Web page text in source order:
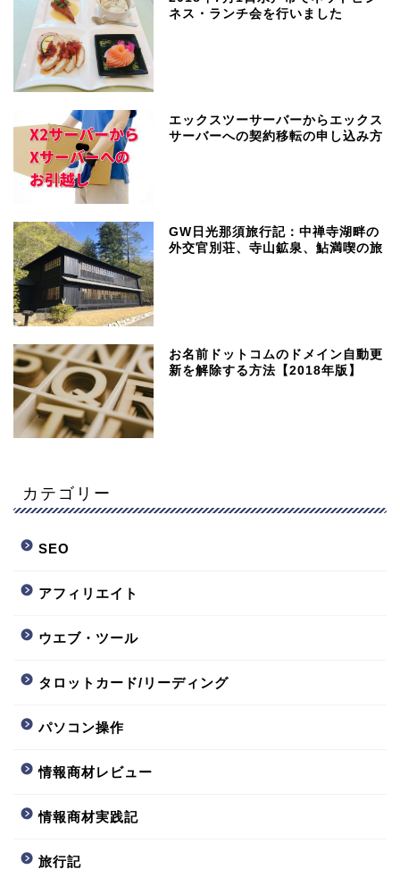
ネス・ランチ会を行いました
エックスツーサーバーからエックス
サーバーへの契約移転の申し込み方
GW日光那須旅行記：中禅寺湖畔の
外交官別荘、寺山鉱泉、鮎満喫の旅
お名前ドットコムのドメイン自動更
新を解除する方法【2018年版】
カテゴリー
SEO
アフィリエイト
ウエブ・ツール
タロットカード/リーディング
パソコン操作
情報商材レビュー
情報商材実践記
旅行記